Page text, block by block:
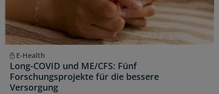
E-Health
Long-COVID und ME/CFS: Fünf
Forschungsprojekte für die bessere
Versorgung